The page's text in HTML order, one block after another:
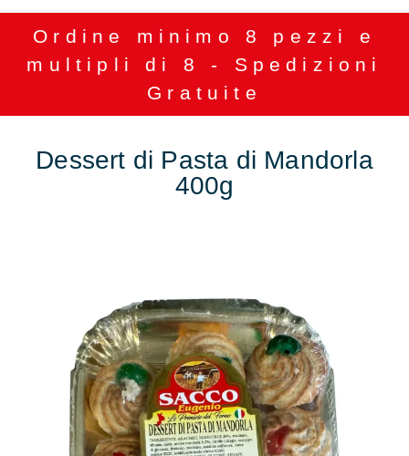
Ordine minimo 8 pezzi e
multipli di 8 - Spedizioni
Gratuite
Dessert di Pasta di Mandorla
400g